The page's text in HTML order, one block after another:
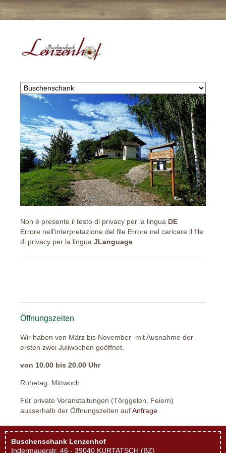
Non è presente il testo di privacy per la lingua DE
Errore nell'interpretazione del file Errore nel caricare il file
di privacy per la lingua JLanguage
Öffnungszeiten
Wir haben von März bis November mit Ausnahme der
ersten zwei Juliwochen geöffnet.
von 10.00 bis 20.00 Uhr
Ruhetag: Mittwoch
Für private Veranstaltungen (Törggelen, Feiern)
ausserhalb der Öffnungszeiten aufAnfrage
Buschenschank Lenzenhof
Indermauerstr. 46 - 39040 KURTATSCH (BZ)